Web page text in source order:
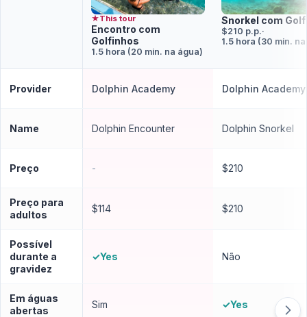
★This tour
Encontro com
Golfinhos
1.5 hora (20 min. na água)
Snorkel com
$210 p.p.·
1.5 hora (30 min.
Provider Dolphin Academy Dolphin Academy
Name Dolphin Encounter Dolphin Snorkel
Preço - $210
Preço para
adultos
$114 $210
Possível
durante a
gravidez
✓Yes Não
Em águas
abertas
Sim ✓Yes